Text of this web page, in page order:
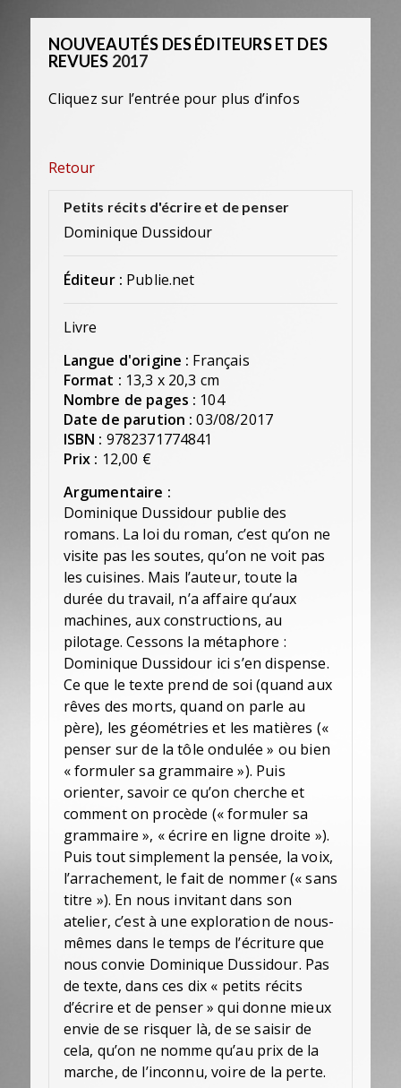
NOUVEAUTÉS DES ÉDITEURS ET DES
REVUES 2017
Cliquez sur l’entrée pour plus d’infos
Retour
Petits récits d'écrire et de penser
Dominique Dussidour
Éditeur : Publie.net
Livre
Langue d'origine : Français
Format : 13,3 x 20,3 cm
Nombre de pages : 104
Date de parution : 03/08/2017
ISBN : 9782371774841
Prix : 12,00 €
Argumentaire :
Dominique Dussidour publie des
romans. La loi du roman, c’est qu’on ne
visite pas les soutes, qu’on ne voit pas
les cuisines. Mais l’auteur, toute la
durée du travail, n’a affaire qu’aux
machines, aux constructions, au
pilotage. Cessons la métaphore :
Dominique Dussidour ici s’en dispense.
Ce que le texte prend de soi (quand aux
rêves des morts, quand on parle au
père), les géométries et les matières («
penser sur de la tôle ondulée » ou bien
« formuler sa grammaire »). Puis
orienter, savoir ce qu’on cherche et
comment on procède (« formuler sa
grammaire », « écrire en ligne droite »).
Puis tout simplement la pensée, la voix,
l’arrachement, le fait de nommer (« sans
titre »). En nous invitant dans son
atelier, c’est à une exploration de nous-
mêmes dans le temps de l’écriture que
nous convie Dominique Dussidour. Pas
de texte, dans ces dix « petits récits
d’écrire et de penser » qui donne mieux
envie de se risquer là, de se saisir de
cela, qu’on ne nomme qu’au prix de la
marche, de l’inconnu, voire de la perte.